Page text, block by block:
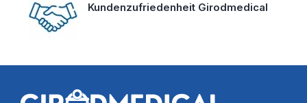
Kundenzufriedenheit Girodmedical